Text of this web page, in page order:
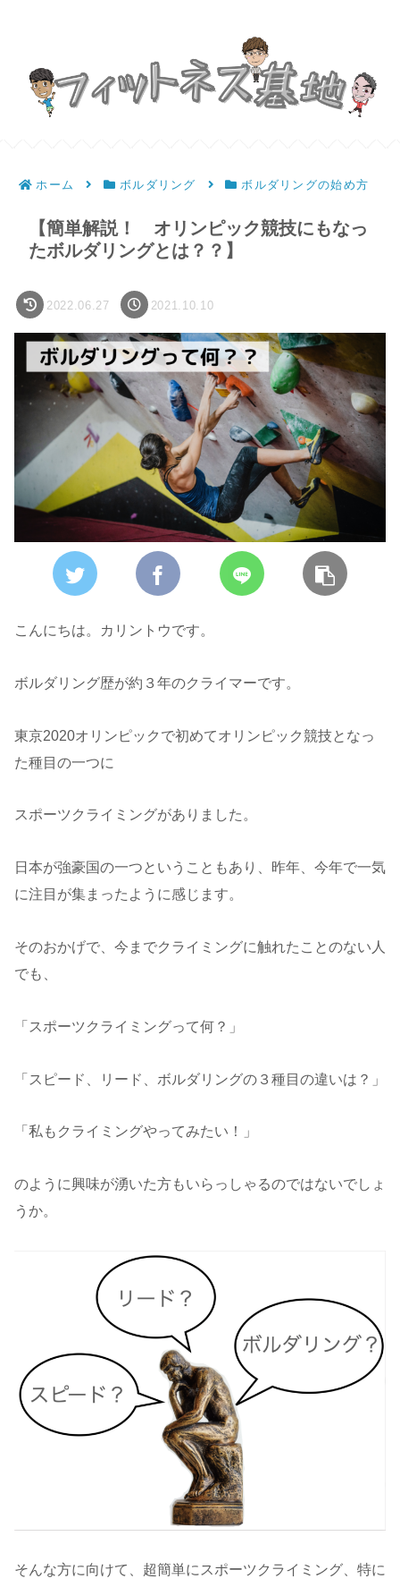
ホーム ボルダリング ボルダリングの始め方
【簡単解説！ オリンピック競技にもなっ
たボルダリングとは？？】
2022.06.27 2021.10.10
こんにちは。カリントウです。
ボルダリング歴が約３年のクライマーです。
東京2020オリンピックで初めてオリンピック競技となっ
た種目の一つに
スポーツクライミングがありました。
日本が強豪国の一つということもあり、昨年、今年で一気
に注目が集まったように感じます。
そのおかげで、今までクライミングに触れたことのない人
でも、
「スポーツクライミングって何？」
「スピード、リード、ボルダリングの３種目の違いは？」
「私もクライミングやってみたい！」
のように興味が湧いた方もいらっしゃるのではないでしょ
うか。
そんな方に向けて、超簡単にスポーツクライミング、特に